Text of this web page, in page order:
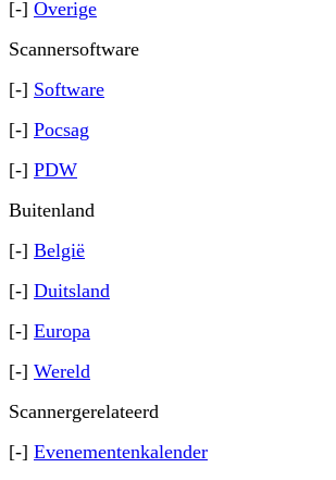
[-] Overige
Scannersoftware
[-] Software
[-] Pocsag
[-] PDW
Buitenland
[-] België
[-] Duitsland
[-] Europa
[-] Wereld
Scannergerelateerd
[-] Evenementenkalender